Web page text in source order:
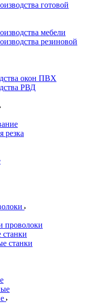
готовой
мебели
резиновой
окон ПВХ
РВД
резка
проволоки
станки